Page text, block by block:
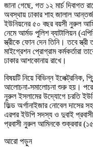
জানা গেছে, গত ১২ মার্চ
অবস্থায় ঢাকার শাহ জালাল
ইউনিয়নের ৫০ বছর বয়সী নুরুল
নেমে আর্মড পুলিশ ব্যাটালিয়ন
স্ত্রীকে ফোন দেন তিনি। তবে
মাইগ্রেশন প্রোগ্রাম কর্মকর্তারা
ঢাকার আশকোনায় রাখে।
বিষয়টি নিয়ে বিভিন্ন ইলেক্ট্রনিক,
আলোচনা-সমালোচনা শুরু হয়। পরে
নুরুল ইসলামের উদ্যোগে চরতি
ফিল্ড অর্গানাইজার নোবেল দাসের
এরপর ইউপি সদস্য ও দুবাই
প্রবাসী নুরুল আমিনকে শুক্রবার (১৫
আরো পড়ুন